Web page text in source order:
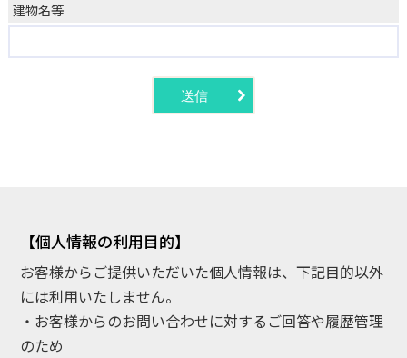
建物名等
【個人情報の利用目的】
お客様からご提供いただいた個人情報は、下記目的以外
には利用いたしません。
・お客様からのお問い合わせに対するご回答や履歴管理
のため